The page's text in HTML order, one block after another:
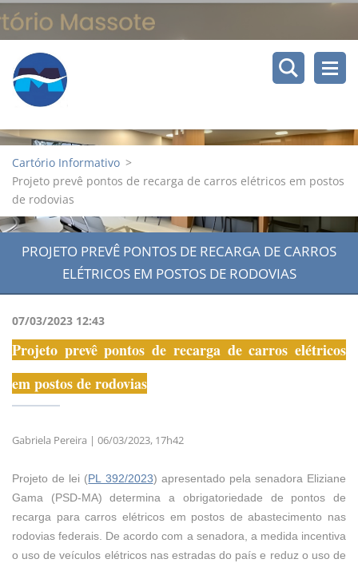
Cartório Informativo >
Projeto prevê pontos de recarga de carros elétricos em postos
de rodovias
PROJETO PREVÊ PONTOS DE RECARGA DE CARROS
ELÉTRICOS EM POSTOS DE RODOVIAS
07/03/2023 12:43
Projeto prevê pontos de recarga de carros elétricos
em postos de rodovias
Gabriela Pereira | 06/03/2023, 17h42
Projeto de lei (PL 392/2023) apresentado pela senadora Eliziane
Gama (PSD-MA) determina a obrigatoriedade de pontos de
recarga para carros elétricos em postos de abastecimento nas
rodovias federais. De acordo com a senadora, a medida incentiva
o uso de veículos elétricos nas estradas do país e reduz o uso de